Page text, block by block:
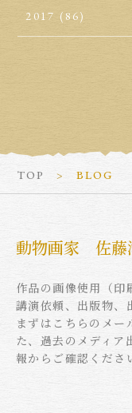
2017 (86)
TOP BLOG
動物画家 佐藤
作品の画像使用（印
講演依頼、出版物、
まずはこちらのメー
た、過去のメディア
報からご確認くださ